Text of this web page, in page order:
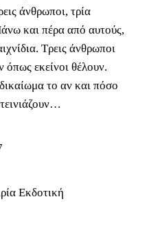
άνθρωποι, τρία
και πέρα από αυτούς,
Τρεις άνθρωποι
εκείνοι θέλουν.
το αν και πόσο
Εκδοτική